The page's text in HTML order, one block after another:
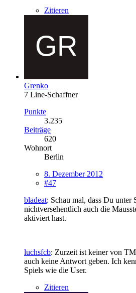
Zitieren
Grenko
7 Line-Schaffner
Punkte
3.235
Beiträge
620
Wohnort
Berlin
8. Dezember 2012
#47
bladeat: Schau mal, dass Du unter
nichtversehentlich auch die
aktiviert hast.
luchsfcb: Zurzeit ist keiner von
auch keine Antwort geben. Ich
Spiels wie die User.
Zitieren